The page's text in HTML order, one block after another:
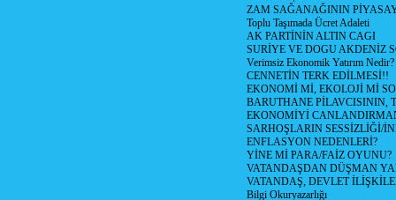
ZAM SAĞANAĞININ
Toplu Taşımada Ücret Adaleti
AK PARTİNİN ALTIN CAGI
SURİYE VE DOGU AKDENİZ
Verimsiz Ekonomik Yatırım Nedir?
CENNETİN TERK EDİLMESİ!!
EKONOMİ Mİ, EKOLOJİ Mİ
BARUTHANE PİLAVCISININ,
EKONOMİYİ
SARHOŞLARIN SESSİZLİĞİ/
ENFLASYON NEDENLERİ?
YİNE Mİ PARA/FAİZ OYUNU?
VATANDAŞDAN DÜŞMAN
VATANDAŞ, DEVLET
Bilgi Okuryazarlığı